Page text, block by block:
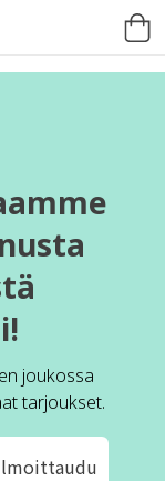
joukossa
tarjoukset.